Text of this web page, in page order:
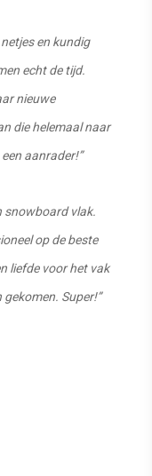
en kundig
echt de tijd.
nieuwe
die helemaal naar
aanrader!”
snowboard vlak.
op de beste
liefde voor het vak
Super!”